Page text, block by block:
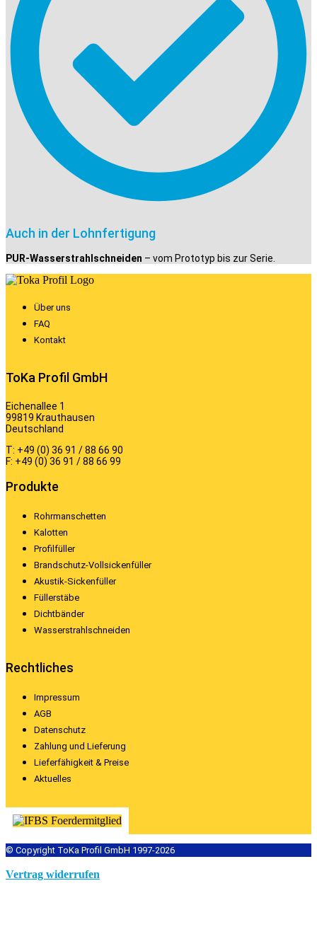
Auch in der Lohnfertigung
PUR-Wasserstrahlschneiden – vom Prototyp bis zur Serie.
Über uns
FAQ
Kontakt
ToKa Profil GmbH
Eichenallee 1
99819 Krauthausen
Deutschland
T: +49 (0) 36 91 / 88 66 90
F: +49 (0) 36 91 / 88 66 99
Produkte
Rohrmanschetten
Kalotten
Profilfüller
Brandschutz-Vollsickenfüller
Akustik-Sickenfüller
Füllerstäbe
Dichtbänder
Wasserstrahlschneiden
Rechtliches
Impressum
AGB
Datenschutz
Zahlung und Lieferung
Lieferfähigkeit & Preise
Aktuelles
© Copyright ToKa Profil GmbH 1997-2026
Vertrag widerrufen